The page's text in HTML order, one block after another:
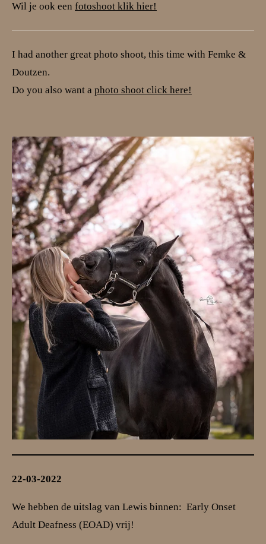
Wil je ook een fotoshoot klik hier!
I had another great photo shoot, this time with Femke &
Doutzen.
Do you also want a photo shoot click here!
22-03-2022
We hebben de uitslag van Lewis binnen: Early Onset
Adult Deafness (EOAD) vrij!